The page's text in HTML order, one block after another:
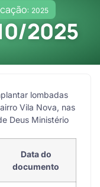
2025
2025
lombadas
Vila Nova, nas
Deus Ministério
Data do
documento